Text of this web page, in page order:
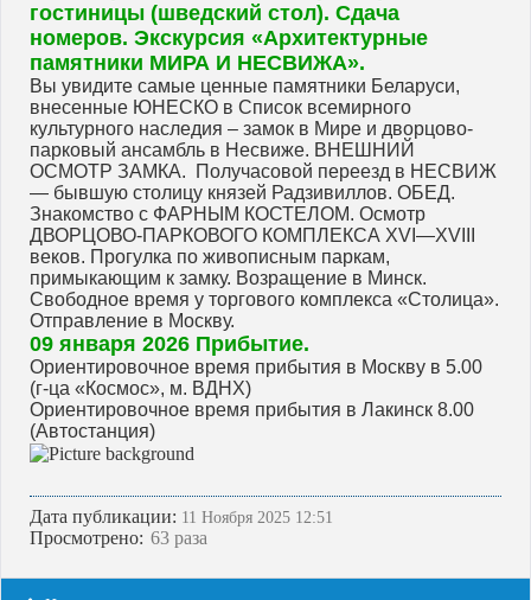
гостиницы (шведский стол). Сдача
номеров. Экскурсия «Архитектурные
памятники МИРА И НЕСВИЖА».
Вы увидите самые ценные памятники Беларуси,
внесенные ЮНЕСКО в Список всемирного
культурного наследия – замок в Мире и дворцово-
парковый ансамбль в Несвиже. ВНЕШНИЙ
ОСМОТР ЗАМКА. Получасовой переезд в НЕСВИЖ
— бывшую столицу князей Радзивиллов. ОБЕД.
Знакомство с ФАРНЫМ КОСТЕЛОМ. Осмотр
ДВОРЦОВО-ПАРКОВОГО КОМПЛЕКСА XVI—XVIII
веков. Прогулка по живописным паркам,
примыкающим к замку. Возращение в Минск.
Свободное время у торгового комплекса «Столица».
Отправление в Москву.
09 января 2026 Прибытие.
Ориентировочное время прибытия в Москву в 5.00
(г-ца «Космос», м. ВДНХ)
Ориентировочное время прибытия в Лакинск 8.00
(Автостанция)
Дата публикации: 11 Ноября 2025 12:51
Просмотрено: 63 раза